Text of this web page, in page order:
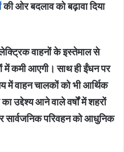
की ओर बदलाव को बढ़ावा दिया
वाहनों के इस्तेमाल से
में कमी आएगी। साथ ही ईंधन पर
में वाहन चालकों को भी आर्थिक
उद्देश्य आने वाले वर्षों में शहरों
सार्वजनिक परिवहन को आधुनिक